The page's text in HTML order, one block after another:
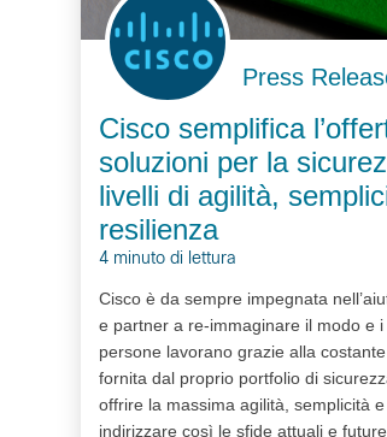
Press
Cisco semplifica
soluzioni per la
livelli di agilità,
resilienza
4 minuto di lettura
Cisco è da sempre impegnata
e partner a re-immaginare il modo e
persone lavorano grazie alla
fornita dal proprio portfolio di
offrire la massima agilità, semplicità
indirizzare così le sfide attuali e future.